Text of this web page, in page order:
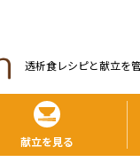
透析食レシピと献⽴を
献立を見る